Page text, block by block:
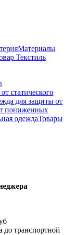
Материалы
Текстиль
статического
для защиты от
пониженных
одеждаТовары
транспортной